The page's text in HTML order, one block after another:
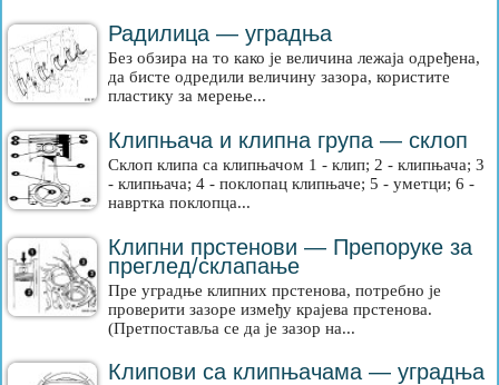
Радилица — уградња
Без обзира на то како је величина лежаја одређена,
да бисте одредили величину зазора, користите
пластику за мерење...
Клипњача и клипна група — склоп
Склоп клипа са клипњачом 1 - клип; 2 - клипњача; 3
- клипњача; 4 - поклопац клипњаче; 5 - уметци; 6 -
навртка поклопца...
Клипни прстенови — Препоруке за
преглед/склапање
Пре уградње клипних прстенова, потребно је
проверити зазоре између крајева прстенова.
(Претпоставља се да је зазор на...
Клипови са клипњачама — уградња